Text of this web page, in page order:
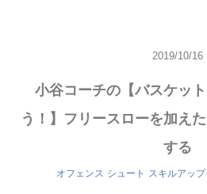
2019/10/16
小谷コーチの【バスケッ
う！】フリースローを加え
する
オフェンス シュート スキルアップ